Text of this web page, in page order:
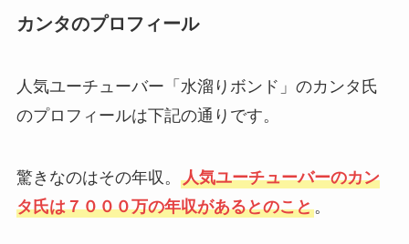
カンタのプロフィール
人気ユーチューバー「水溜りボンド」のカンタ氏
のプロフィールは下記の通りです。
驚きなのはその年収。 人気ユーチューバーのカン
タ氏は７０００万の年収があるとのこと。